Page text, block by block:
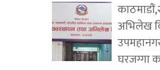
अभिलेख
घरजग्गा